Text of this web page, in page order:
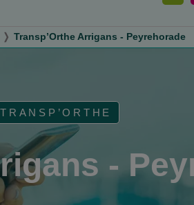
Transp’Orthe Arrigans - Peyrehorade
-